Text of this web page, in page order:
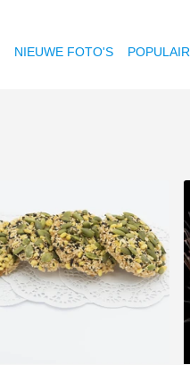
NIEUWE FOTO'S POPULAIR